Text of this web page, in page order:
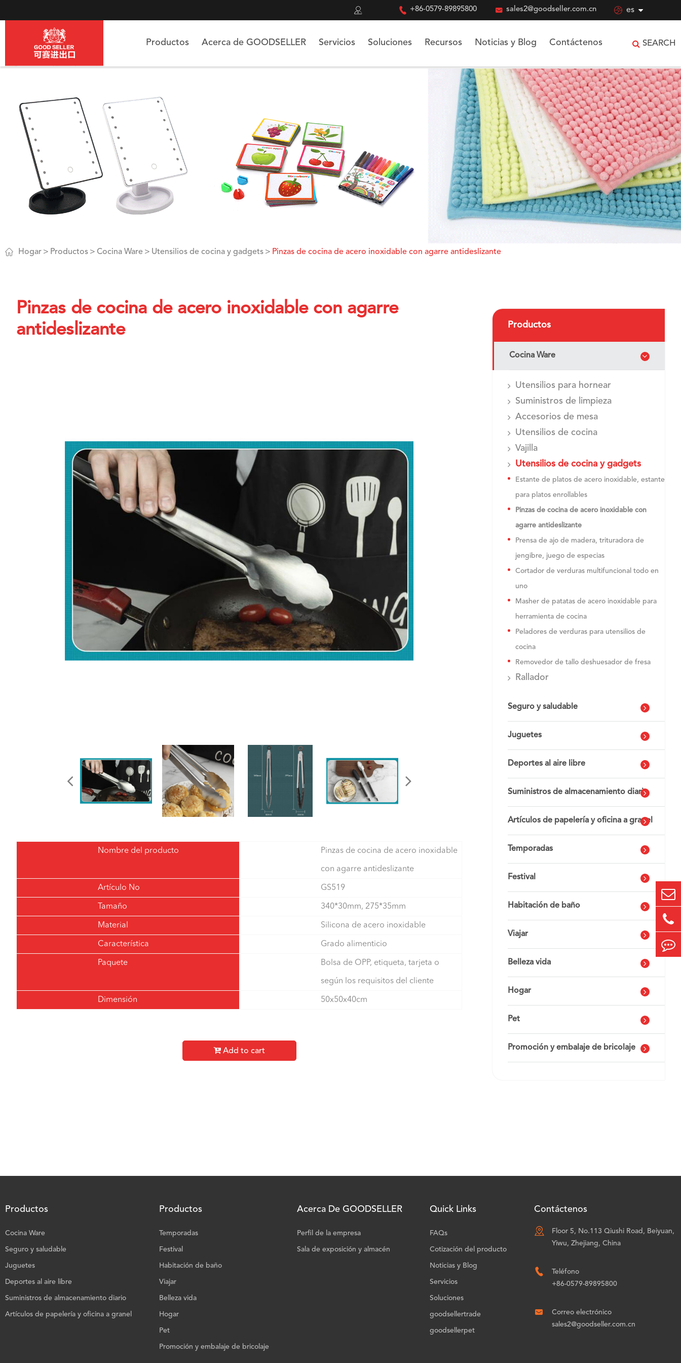
  +86-0579-89895800  sales2@goodseller.com.cn  es
Productos Acerca de GOODSELLER Servicios Soluciones Recursos Noticias y Blog Contáctenos SEARCH
 Hogar Productos Cocina Ware Utensilios de cocina y gadgets Pinzas de cocina de acero inoxidable con agarre antideslizante
Pinzas de cocina de acero inoxidable con agarre
antideslizante
Nombre del producto Pinzas de cocina de acero inoxidable
con agarre antideslizante
Artículo No GS519
Tamaño 340*30mm, 275*35mm
Material Silicona de acero inoxidable
Característica Grado alimenticio
Paquete Bolsa de OPP, etiqueta, tarjeta o
según los requisitos del cliente
Dimensión 50x50x40cm
Add to cart
Productos
Cocina Ware
Utensilios para hornear
Suministros de limpieza
Accesorios de mesa
Utensilios de cocina
Vajilla
Utensilios de cocina y gadgets
Estante de platos de acero inoxidable, estante
para platos enrollables
Pinzas de cocina de acero inoxidable con
agarre antideslizante
Prensa de ajo de madera, trituradora de
jengibre, juego de especias
Cortador de verduras multifuncional todo en
uno
Masher de patatas de acero inoxidable para
herramienta de cocina
Peladores de verduras para utensilios de
cocina
Removedor de tallo deshuesador de fresa
Rallador
Seguro y saludable
Juguetes
Deportes al aire libre
Suministros de almacenamiento diario
Artículos de papelería y oficina a granel
Temporadas
Festival
Habitación de baño
Viajar
Belleza vida
Hogar
Pet
Promoción y embalaje de bricolaje
Productos
Cocina Ware
Seguro y saludable
Juguetes
Deportes al aire libre
Suministros de almacenamiento diario
Artículos de papelería y oficina a granel
Productos
Temporadas
Festival
Habitación de baño
Viajar
Belleza vida
Hogar
Pet
Promoción y embalaje de bricolaje
Acerca De GOODSELLER
Perfil de la empresa
Sala de exposición y almacén
Quick Links
FAQs
Cotización del producto
Noticias y Blog
Servicios
Soluciones
goodsellertrade
goodsellerpet
Contáctenos

Floor 5, No.113 Qiushi Road, Beiyuan,
Yiwu, Zhejiang, China

Teléfono
+86-0579-89895800

Correo electrónico
sales2@goodseller.com.cn